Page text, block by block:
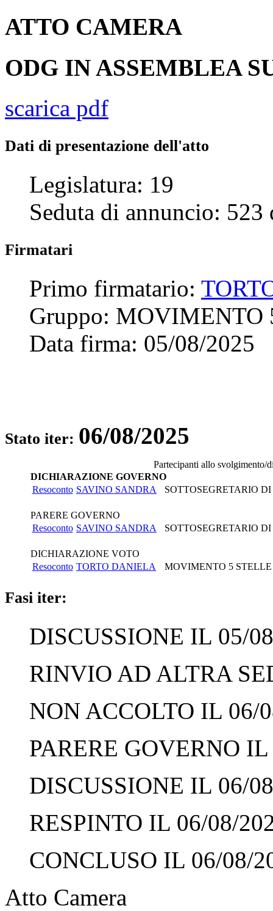
ATTO CAMERA
ODG IN ASSEMBLEA
scarica pdf
Dati di presentazione dell'atto
Legislatura: 19
Seduta di annuncio: 523
Firmatari
Primo firmatario:
Gruppo: MOVIMENTO
Data firma: 05/08/2025
Stato iter: 06/08/2025
Partecipanti allo svolgimento/
DICHIARAZIONE GOVERNO
Resoconto SAVINO SANDRA SOTTOSEGRETARIO
PARERE GOVERNO
Resoconto SAVINO SANDRA SOTTOSEGRETARIO
DICHIARAZIONE VOTO
Resoconto TORTO DANIELA MOVIMENTO 5 STELLE
Fasi iter:
DISCUSSIONE IL 05/
RINVIO AD ALTRA
NON ACCOLTO IL 06/
PARERE GOVERNO
DISCUSSIONE IL 06/
RESPINTO IL 06/08/
CONCLUSO IL 06/08/
Atto Camera